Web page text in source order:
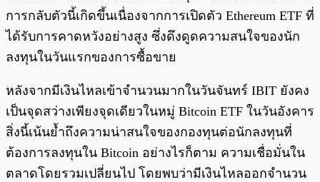
การกลับตัวนี้เกิดขึ้นเนื่องจากการเปิดตัว Ethereum ETF ที่
ได้รับการคาดหวังอย่างสูง ซึ่งดึงดูดความสนใจของนัก
ลงทุนในวันแรกของการซื้อขาย
หลังจากมีเงินไหลเข้าจำนวนมากในวันจันทร์ IBIT ยังคง
เป็นจุดสว่างเพียงจุดเดียวในหมู่ Bitcoin ETF ในวันอังคาร
สิ่งนี้เน้นย้ำถึงความน่าสนใจของกองทุนต่อนักลงทุนที่
ต้องการลงทุนใน Bitcoin อย่างไรก็ตาม ความเชื่อมั่นใน
ตลาดโดยรวมเปลี่ยนไป โดยพบว่ามีเงินไหลออกจำนวน